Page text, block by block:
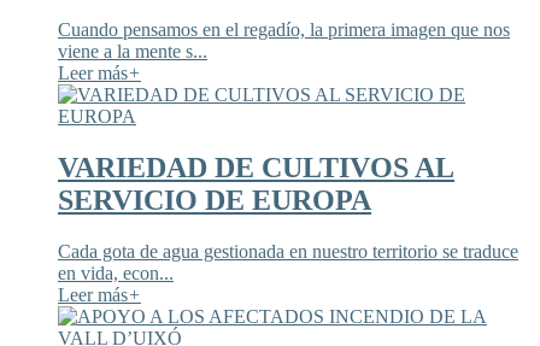
Cuando pensamos en el regadío, la primera imagen que nos
viene a la mente s...
Leer más+
VARIEDAD DE CULTIVOS AL
SERVICIO DE EUROPA
Cada gota de agua gestionada en nuestro territorio se traduce
en vida, econ...
Leer más+